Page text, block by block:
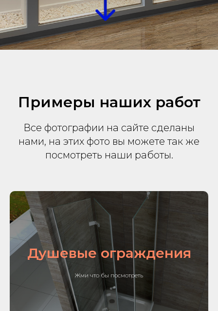
Примеры наших работ
Все фотографии на сайте сделаны
нами, на этих фото вы можете так же
посмотреть наши работы.
Душевые ограждения
Жми что бы посмотреть